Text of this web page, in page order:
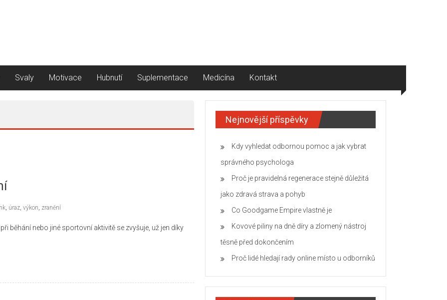
Svaly Motivace Hubnutí Suplementace Medicína Kontakt
, úraz, výkon, zranění
běhání nebo jiné sportovní aktivitě se zvyšuje, už jen díky
Nejnovější příspěvky
Kdy vyhledat odbornou pomoc a jak vybrat
správného psychologa
Proč je pravidelná regenerace stejně důležitá
jako zdravá strava a pohyb
Co Goodgame Empire vlastně je
Kovové piliny na dně díry a zlomený nástroj
těsně před dokončením
Proč lidé hledají rady online místo u odborníků